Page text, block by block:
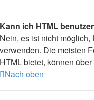
Kann ich HTML
Nein, es ist nicht möglich,
verwenden. Die meisten
HTML bietet, können
Nach oben